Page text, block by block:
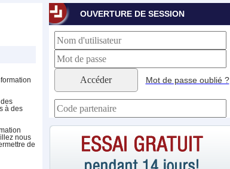
à des
nous
de
OUVERTURE DE SESSION
Accéder Mot de passe oublié ?